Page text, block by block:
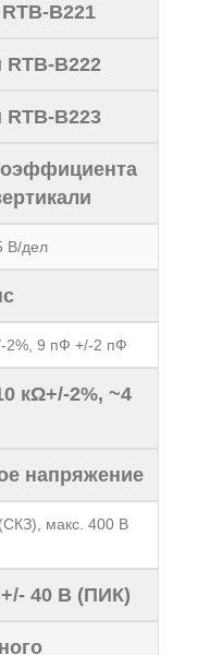
B221
RTB-B222
RTB-B223
В/дел
2%, 9 пФ +/-2 пФ
кΩ+/-2%, ~4
напряжение
макс. 400 В
40 В (ПИК)